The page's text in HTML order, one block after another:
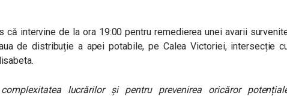
că intervine de la ora 19:00 pentru remedierea unei avarii
de distribuție a apei potabile, pe Calea Victoriei, intersecție
lucrărilor și pentru prevenirea oricăror